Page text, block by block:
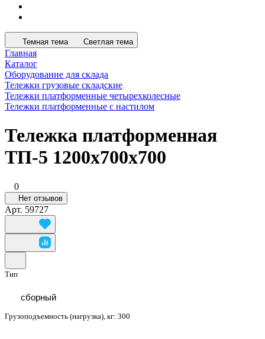
Темная тема Светлая тема
Главная
Каталог
Оборудование для склада
Тележки грузовые складские
Тележки платформенные четырехколесные
Тележки платформенные с настилом
Тележка платформенная
ТП-5 1200x700x700
0
Нет отзывов
Арт. 59727
Тип
сборный
Грузоподъемность (нагрузка), кг: 300